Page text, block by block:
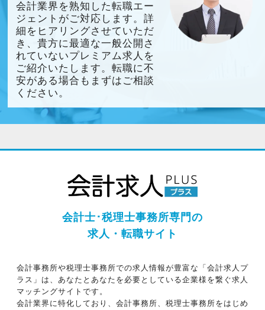
会計業界を熟知した転職エー
ジェントがご対応します。詳
細をヒアリングさせていただ
き、貴方に最適な一般公開さ
れていないプレミアム求人を
ご紹介いたします。転職に不
安がある場合もまずはご相談
ください。
会計士･税理士事務所専門の
求人・転職サイト
会計事務所や税理士事務所での求人情報が豊富な「会計求人プ
ラス」は、あなたとあなたを必要としている企業様を繋ぐ求人
マッチングサイトです。
会計業界に特化しており、会計事務所、税理士事務所をはじめ